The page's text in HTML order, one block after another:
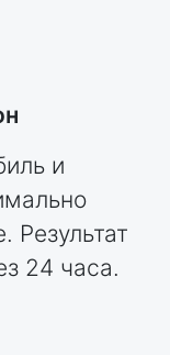
и
Результат
24 часа.